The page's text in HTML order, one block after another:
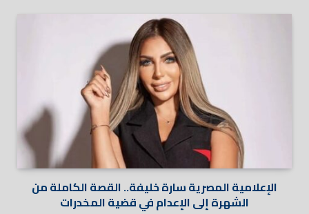
الإعلامية المصرية سارة خليفة.. القصة الكاملة من
الشهرة إلى الإعدام في قضية المخدرات